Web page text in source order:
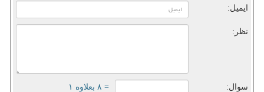
ایمیل:
نظر:
سوال: = ۸ بعلاوه ۱